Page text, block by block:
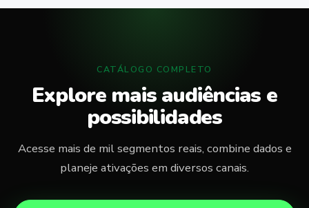
CATÁLOGO COMPLETO
Explore mais audiências e
possibilidades
Acesse mais de mil segmentos reais, combine dados e
planeje ativações em diversos canais.